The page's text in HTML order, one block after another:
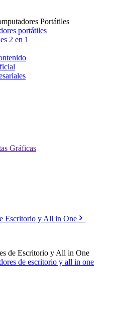
Portátiles
portátiles
2 en 1
Gráficas
Escritorio y All in One
de Escritorio y All in One
de escritorio y all in one